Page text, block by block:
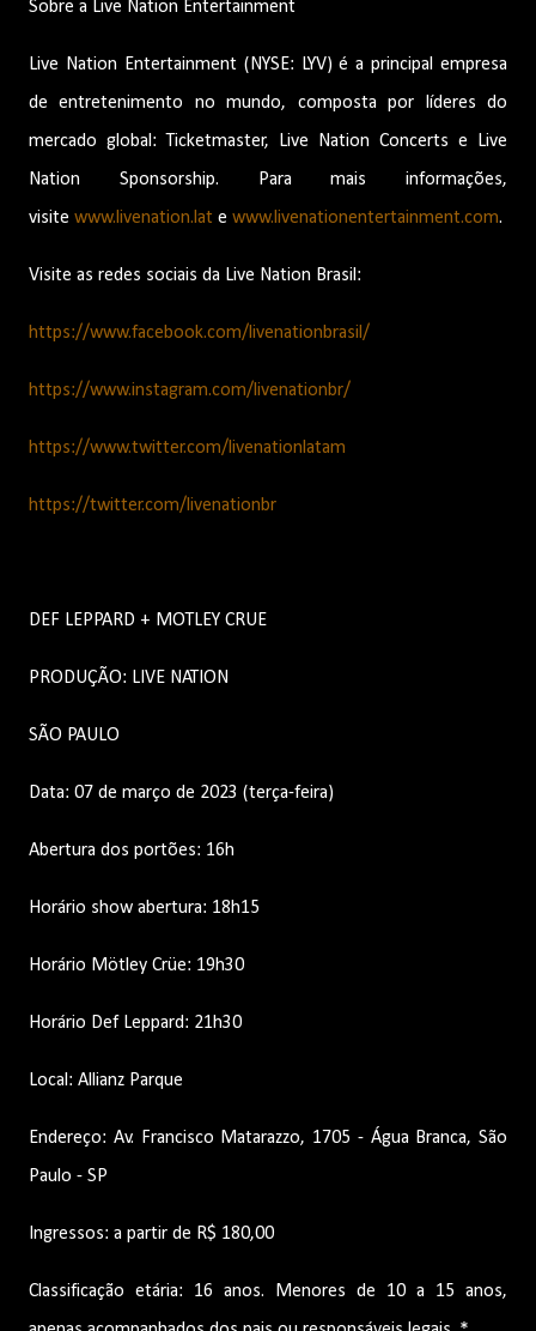
Sobre a Live Nation Entertainment
Live Nation Entertainment (NYSE: LYV) é a principal empresa
de entretenimento no mundo, composta por líderes do
mercado global: Ticketmaster, Live Nation Concerts e Live
Nation Sponsorship. Para mais informações,
visite www.livenation.lat e www.livenationentertainment.com.
Visite as redes sociais da Live Nation Brasil:
https://www.facebook.com/livenationbrasil/
https://www.instagram.com/livenationbr/
https://www.twitter.com/livenationlatam
https://twitter.com/livenationbr
DEF LEPPARD + MOTLEY CRUE
PRODUÇÃO: LIVE NATION
SÃO PAULO
Data: 07 de março de 2023 (terça-feira)
Abertura dos portões: 16h
Horário show abertura: 18h15
Horário Mötley Crüe: 19h30
Horário Def Leppard: 21h30
Local: Allianz Parque
Endereço: Av. Francisco Matarazzo, 1705 - Água Branca, São
Paulo - SP
Ingressos: a partir de R$ 180,00
Classificação etária: 16 anos. Menores de 10 a 15 anos,